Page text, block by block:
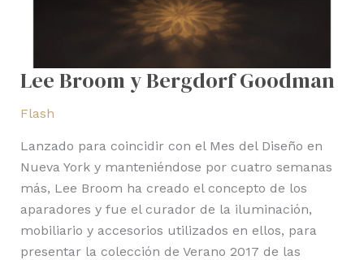
Lee Broom y Bergdorf Goodman
Flash
Lanzado para coincidir con el Mes del Diseño en
Nueva York y manteniéndose por cuatro semanas
más, Lee Broom ha creado el concepto de los
aparadores y fue el curador de la iluminación,
mobiliario y accesorios utilizados en ellos, para
presentar la colección de Verano 2017 de las